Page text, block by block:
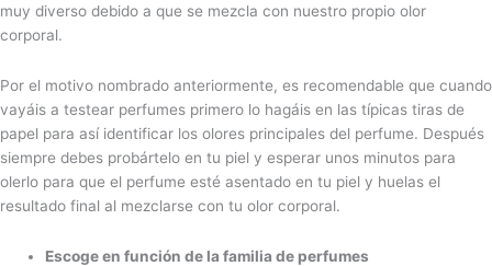
muy diverso debido a que se mezcla con nuestro propio olor
corporal.
Por el motivo nombrado anteriormente, es recomendable que cuando
vayáis a testear perfumes primero lo hagáis en las típicas tiras de
papel para así identificar los olores principales del perfume. Después
siempre debes probártelo en tu piel y esperar unos minutos para
olerlo para que el perfume esté asentado en tu piel y huelas el
resultado final al mezclarse con tu olor corporal.
Escoge en función de la familia de perfumes